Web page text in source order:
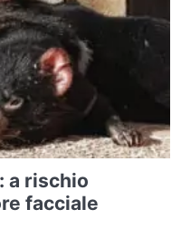
a rischio
facciale